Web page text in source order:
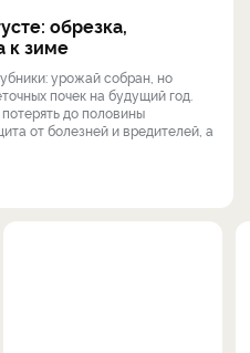
обрезка,
к зиме
урожай собран, но
почек на будущий год.
до половины
от болезней и вредителей, а